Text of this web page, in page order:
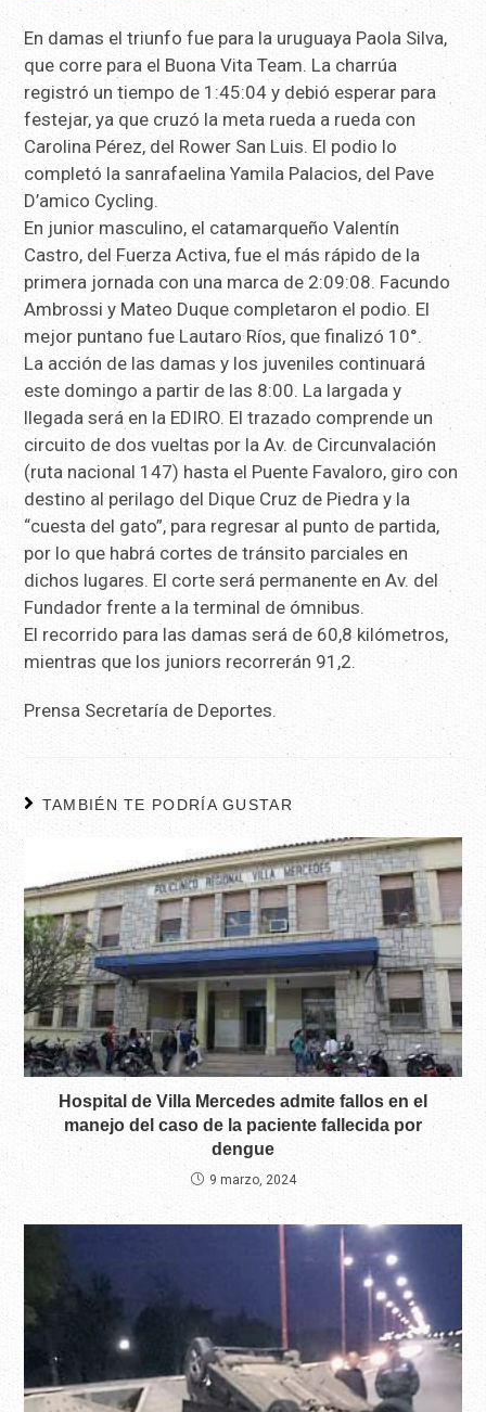
En damas el triunfo fue para la uruguaya Paola Silva,
que corre para el Buona Vita Team. La charrúa
registró un tiempo de 1:45:04 y debió esperar para
festejar, ya que cruzó la meta rueda a rueda con
Carolina Pérez, del Rower San Luis. El podio lo
completó la sanrafaelina Yamila Palacios, del Pave
D’amico Cycling.
En junior masculino, el catamarqueño Valentín
Castro, del Fuerza Activa, fue el más rápido de la
primera jornada con una marca de 2:09:08. Facundo
Ambrossi y Mateo Duque completaron el podio. El
mejor puntano fue Lautaro Ríos, que finalizó 10°.
La acción de las damas y los juveniles continuará
este domingo a partir de las 8:00. La largada y
llegada será en la EDIRO. El trazado comprende un
circuito de dos vueltas por la Av. de Circunvalación
(ruta nacional 147) hasta el Puente Favaloro, giro con
destino al perilago del Dique Cruz de Piedra y la
“cuesta del gato”, para regresar al punto de partida,
por lo que habrá cortes de tránsito parciales en
dichos lugares. El corte será permanente en Av. del
Fundador frente a la terminal de ómnibus.
El recorrido para las damas será de 60,8 kilómetros,
mientras que los juniors recorrerán 91,2.
Prensa Secretaría de Deportes.
TAMBIÉN TE PODRÍA GUSTAR
Hospital de Villa Mercedes admite fallos en el
manejo del caso de la paciente fallecida por
dengue
9 marzo, 2024